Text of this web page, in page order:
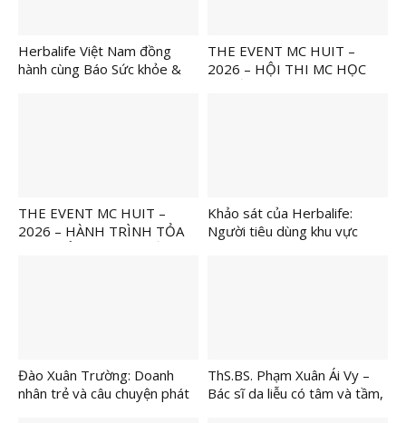
Herbalife Việt Nam đồng
hành cùng Báo Sức khỏe &
THE EVENT MC HUIT –
2026 – HỘI THI MC HỌC
THE EVENT MC HUIT –
2026 – HÀNH TRÌNH TỎA
Khảo sát của Herbalife:
Người tiêu dùng khu vực
Đào Xuân Trường: Doanh
nhân trẻ và câu chuyện phát
ThS.BS. Phạm Xuân Ái Vy –
Bác sĩ da liễu có tâm và tầm,